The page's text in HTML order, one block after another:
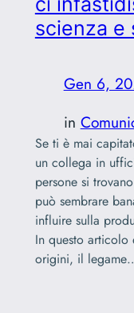
scienza e
Gen 6,
in
Se ti è mai
un collega in
persone si
può sembrare
influire sulla
In questo articolo
origini, il